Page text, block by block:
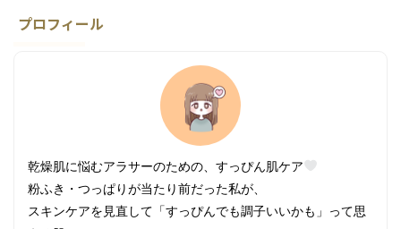
プロフィール
乾燥肌に悩むアラサーのための、すっぴん肌ケア
粉ふき・つっぱりが当たり前だった私が、
スキンケアを見直して「すっぴんでも調子いいかも」って思